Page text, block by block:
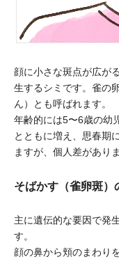
顔に小さな斑点が広が
生するシミです。雀の
ん）とも呼ばれます。
年齢的には5〜6歳の幼
とともに増え、思春期
ますが、個人差がありま
そばかす（雀卵斑）
主に遺伝的な要因で発
す。
顔の鼻から頬のまわり